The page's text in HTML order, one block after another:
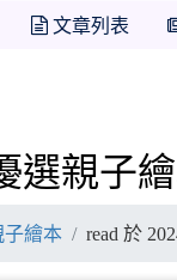
文章列表
選親子
子繪本 read 於